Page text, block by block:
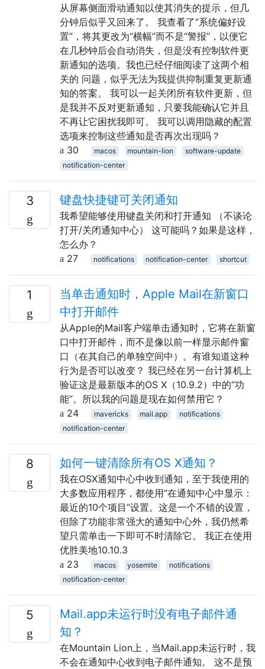
从屏幕侧面滑动通知以使其消失的提示，但几
分钟后似乎又回来了。 我查看了“系统偏好设
置”，将其更改为“横幅”而不是“警报”，以便它
在几秒钟后会自动消失，但是没有控制软件更
新通知的选项。我也已经仔细阅读了这两个相
关的 问题，似乎无法为我提供抑制重复更新通
知的答案。 我可以一起关闭所有软件更新，但
是我并不反对更新通知，只要我能确认它并且
不再让它困扰我即可。 我可以调用隐藏的配置
选项来控制这些通知是否再次出现吗？
30
macos mountain-lion
software-update
notification-center
3 键盘快捷键可关闭通知
我希望能够使用键盘关闭和打开通知 （不谈论
打开/关闭通知中心） 这可能吗？如果是这样，
怎么办？
27
notifications notification-center shortcut
1
当单击通知时，Apple Mail在新窗口
中打开邮件
从Apple的Mail客户端单击通知时，它将在新窗
口中打开邮件，而不是像以前一样显示邮件窗
口（在其自己的单独空间中）。有谁知道这种
行为是否可以改变？ 我已经在另一台计算机上
验证这是最新版本的OS X（10.9.2）中的“功
能”。所以我的问题是现在如何禁用它？
24
mavericks mail.app
notifications
notification-center
8 如何一键清除所有OS X通知？
我在OSX通知中心中收到通知，至于我使用的
大多数应用程序，都使用“在通知中心中显示：
最近的10个项目”设置。这是一个不错的设置，
但除了功能非常强大的通知中心外，我仍然希
望只需单击一下即可不时清除它。 我正在使用
优胜美地10.10.3
23
macos yosemite
notifications
notification-center
5
Mail.app未运行时没有电子邮件通
知？
在Mountain Lion上，当Mail.app未运行时，我
不会在通知中心收到电子邮件通知。 这不是预